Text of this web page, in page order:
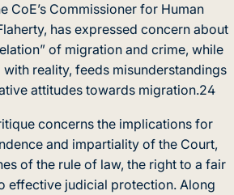
CoE’s Commissioner for Human
has expressed concern about
of migration and crime, while
reality, feeds misunderstandings
attitudes towards migration.24
concerns the implications for
and impartiality of the Court,
of the rule of law, the right to a fair
effective judicial protection. Along